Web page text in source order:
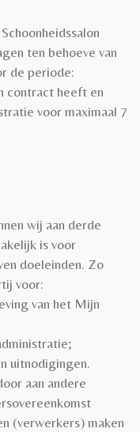
ten behoeve van
de periode:
contract heeft en
voor maximaal 7
wij aan derde
is voor
doeleinden. Zo
voor:
van het Mijn
uitnodigingen.
aan andere
(verwerkers) maken